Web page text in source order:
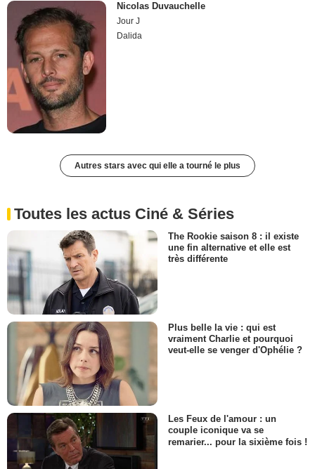
Nicolas Duvauchelle
Jour J
Dalida
Autres stars avec qui elle a tourné le plus
Toutes les actus Ciné & Séries
The Rookie saison 8 : il existe
une fin alternative et elle est
très différente
Plus belle la vie : qui est
vraiment Charlie et pourquoi
veut-elle se venger d'Ophélie ?
Les Feux de l'amour : un
couple iconique va se
remarier... pour la sixième fois !